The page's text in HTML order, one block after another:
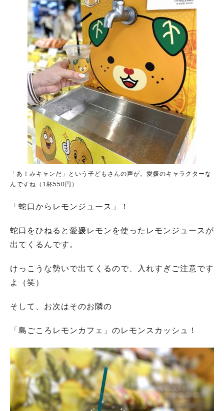
「あ！みキャンだ」という子どもさんの声が。愛媛のキャラクターな
んですね（1杯550円）
「蛇口からレモンジュース」！
蛇口をひねると愛媛レモンを使ったレモンジュースが
出てくるんです。
けっこうな勢いで出てくるので、入れすぎご注意です
よ（笑）
そして、お次はそのお隣の
「島ごころレモンカフェ」のレモンスカッシュ！